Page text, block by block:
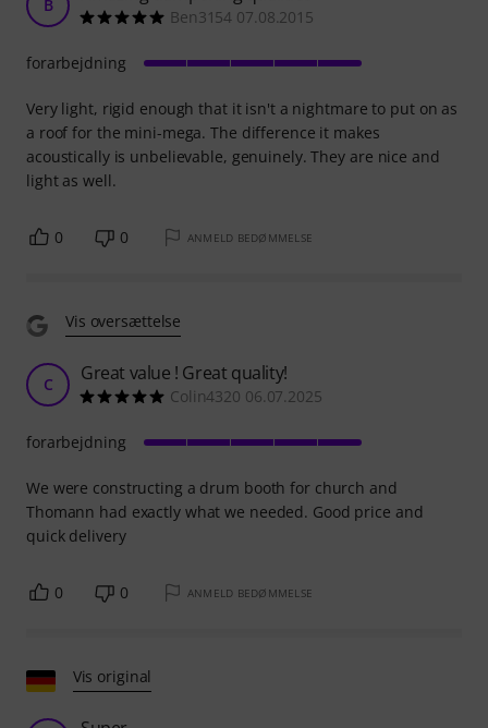
B
Ben3154 07.08.2015
Very light, rigid enough that it isn't a nightmare to put on as
a roof for the mini-mega. The difference it makes
acoustically is unbelievable, genuinely. They are nice and
light as well.
forarbejdning
0 0 ANMELD BEDØMMELSE
Vis oversættelse
C Great value ! Great quality!
Colin4320 06.07.2025
We were constructing a drum booth for church and
Thomann had exactly what we needed. Good price and
quick delivery
forarbejdning
0 0 ANMELD BEDØMMELSE
Vis original